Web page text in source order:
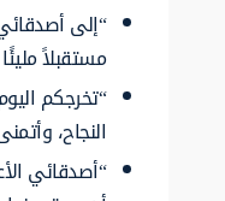
“إلى
مستقبلاً
“تخرجكم
النجاح،
“أصدقائي